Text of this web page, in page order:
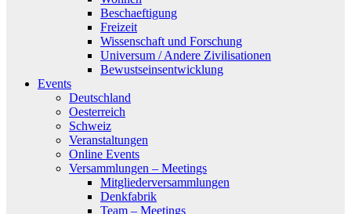
Beschaeftigung
Freizeit
Wissenschaft und Forschung
Universum / Andere Zivilisationen
Bewustseinsentwicklung
Events
Deutschland
Oesterreich
Schweiz
Veranstaltungen
Online Events
Versammlungen – Meetings
Mitgliederversammlungen
Denkfabrik
Team – Meetings